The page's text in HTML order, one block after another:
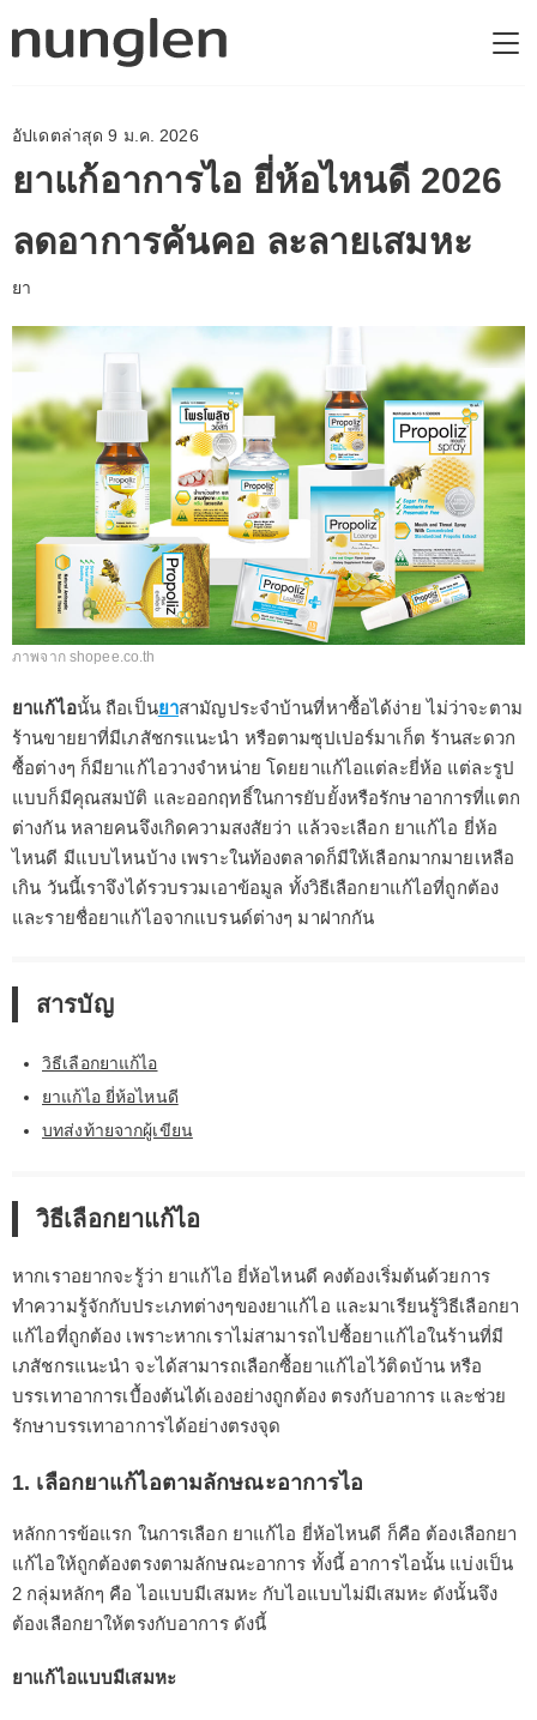
อัปเดตล่าสุด 9 ม.ค. 2026
ยาแก้อาการไอ ยี่ห้อไหนดี 2026
ลดอาการคันคอ ละลายเสมหะ
ยา
ภาพจาก shopee.co.th
ยาแก้ไอนั้น ถือเป็นยาสามัญประจำบ้านที่หาซื้อได้ง่าย ไม่ว่าจะตาม
ร้านขายยาที่มีเภสัชกรแนะนำ หรือตามซุปเปอร์มาเก็ต ร้านสะดวก
ซื้อต่างๆ ก็มียาแก้ไอวางจำหน่าย โดยยาแก้ไอแต่ละยี่ห้อ แต่ละรูป
แบบก็มีคุณสมบัติ และออกฤทธิ์ในการยับยั้งหรือรักษาอาการที่แตก
ต่างกัน หลายคนจึงเกิดความสงสัยว่า แล้วจะเลือก ยาแก้ไอ ยี่ห้อ
ไหนดี มีแบบไหนบ้าง เพราะในท้องตลาดก็มีให้เลือกมากมายเหลือ
เกิน วันนี้เราจึงได้รวบรวมเอาข้อมูล ทั้งวิธีเลือกยาแก้ไอที่ถูกต้อง
และรายชื่อยาแก้ไอจากแบรนด์ต่างๆ มาฝากกัน
สารบัญ
วิธีเลือกยาแก้ไอ
ยาแก้ไอ ยี่ห้อไหนดี
บทส่งท้ายจากผู้เขียน
วิธีเลือกยาแก้ไอ
หากเราอยากจะรู้ว่า ยาแก้ไอ ยี่ห้อไหนดี คงต้องเริ่มต้นด้วยการ
ทำความรู้จักกับประเภทต่างๆของยาแก้ไอ และมาเรียนรู้วิธีเลือกยา
แก้ไอที่ถูกต้อง เพราะหากเราไม่สามารถไปซื้อยาแก้ไอในร้านที่มี
เภสัชกรแนะนำ จะได้สามารถเลือกซื้อยาแก้ไอไว้ติดบ้าน หรือ
บรรเทาอาการเบื้องต้นได้เองอย่างถูกต้อง ตรงกับอาการ และช่วย
รักษาบรรเทาอาการได้อย่างตรงจุด
1. เลือกยาแก้ไอตามลักษณะอาการไอ
หลักการข้อแรก ในการเลือก ยาแก้ไอ ยี่ห้อไหนดี ก็คือ ต้องเลือกยา
แก้ไอให้ถูกต้องตรงตามลักษณะอาการ ทั้งนี้ อาการไอนั้น แบ่งเป็น
2 กลุ่มหลักๆ คือ ไอแบบมีเสมหะ กับไอแบบไม่มีเสมหะ ดังนั้นจึง
ต้องเลือกยาให้ตรงกับอาการ ดังนี้
ยาแก้ไอแบบมีเสมหะ